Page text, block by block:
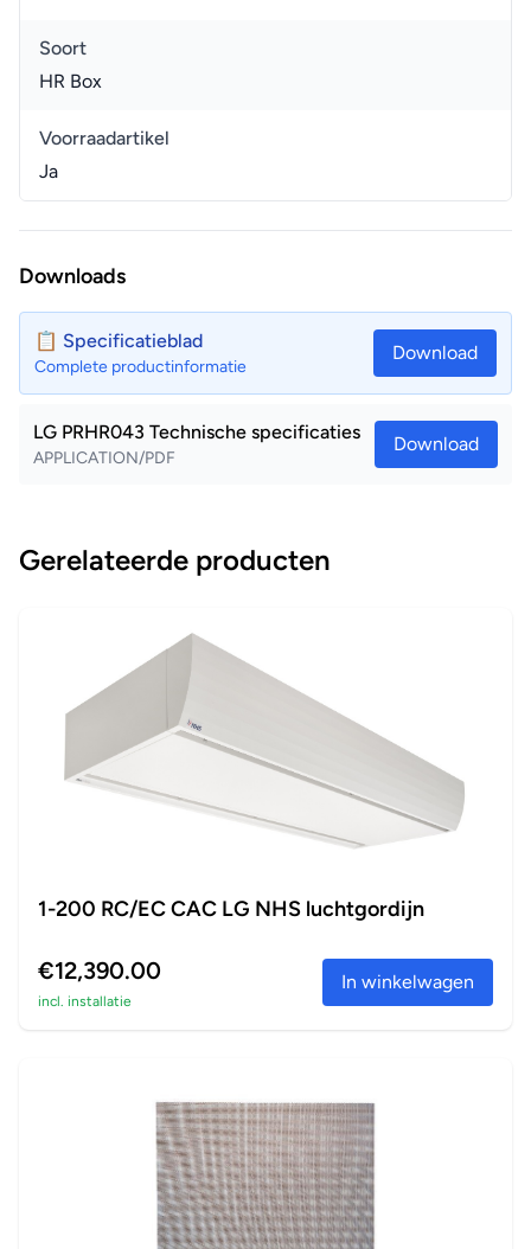
Soort
HR Box
Voorraadartikel
Ja
Downloads
📋 Specificatieblad
Complete productinformatie
Download
LG PRHR043 Technische specificaties
APPLICATION/PDF
Download
Gerelateerde producten
1-200 RC/EC CAC LG NHS luchtgordijn
€12,390.00
incl. installatie
In winkelwagen